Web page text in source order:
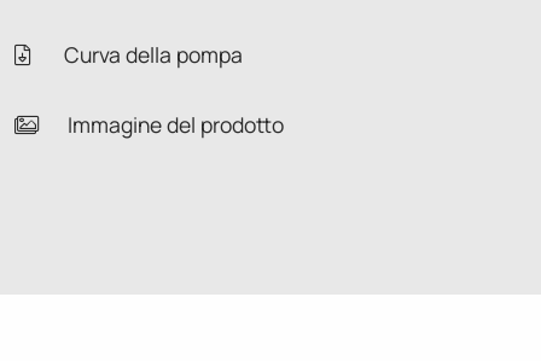
Curva della pompa
Immagine del prodotto